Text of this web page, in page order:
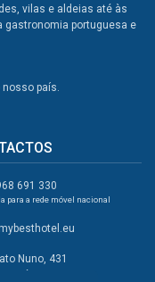
vilas e aldeias até às
gastronomia portuguesa e
país.
691 330
para a rede móvel nacional
Nuno, 431
Fátima